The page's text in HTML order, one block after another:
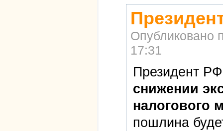
Опубликовано
17:31
Президент
снижении
налогового
пошлина